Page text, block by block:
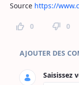
Source https://
0 0
AJOUTER DES
Saisissez